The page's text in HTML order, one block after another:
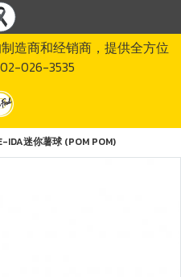
造商和经销商，提供全方位
026-3535
IDA迷你薯球 (POM POM)